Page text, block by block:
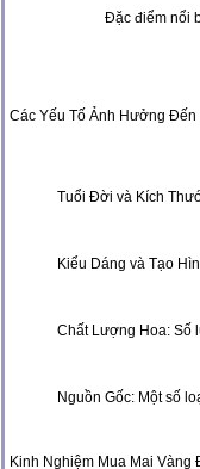
Đặc điểm nổi
Các Yếu Tố Ảnh Hưởng Đến
Tuổi Đời và Kích
Kiểu Dáng và Tạo
Chất Lượng Hoa: Số
Nguồn Gốc: Một số
Kinh Nghiệm Mua Mai Vàng